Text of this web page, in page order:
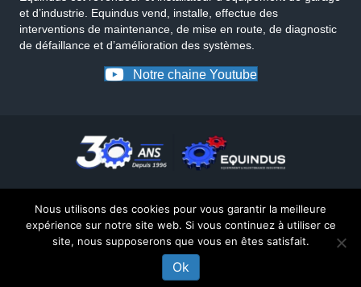
et d’industrie. Equindus vend, installe, effectue des
interventions de maintenance, de mise en route, de diagnostic
de défaillance et d’amélioration des systèmes.
Notre chaine Youtube
© 2026 Equindus
Nous utilisons des cookies pour vous garantir la meilleure
expérience sur notre site web. Si vous continuez à utiliser ce
site, nous supposerons que vous en êtes satisfait.
Ok